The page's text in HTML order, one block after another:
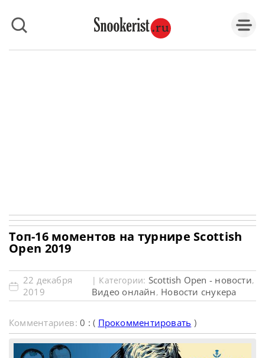
Топ-16 моментов на турнире Scottish
Open 2019
22 декабря
2019
| Категории: Scottish Open - новости,
Видео онлайн, Новости снукера
Комментариев:0 : ( Прокомментировать )